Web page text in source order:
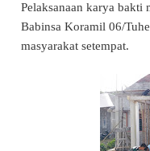
Pelaksanaan karya bakti
Babinsa Koramil 06/
masyarakat setempat.